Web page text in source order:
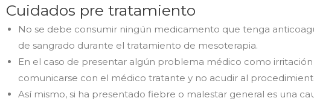
Cuidados pre tratamiento
No se debe consumir ningún medicamento que tenga
de sangrado durante el tratamiento de mesoterapia.
En el caso de presentar algún problema médico como
comunicarse con el médico tratante y no acudir al
Así mismo, si ha presentado fiebre o malestar general es una